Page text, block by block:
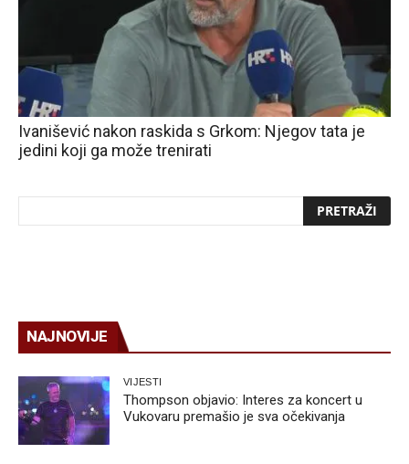
Ivanišević nakon raskida s Grkom: Njegov tata je
jedini koji ga može trenirati
NAJNOVIJE
VIJESTI
Thompson objavio: Interes za koncert u
Vukovaru premašio je sva očekivanja